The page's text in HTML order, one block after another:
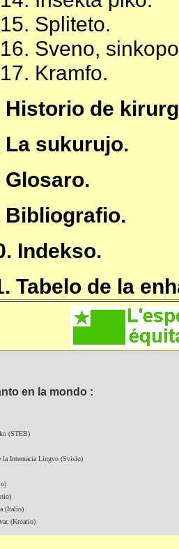
Spliteto.
Sveno,
Kramfo.
Historio de
La sukurujo.
Glosaro.
Bibliografio.
Indekso.
Tabelo de la
en la mondo :
(STEB)
la Internacia Lingvo (Svisio)
(Italio)
(Kroatio)